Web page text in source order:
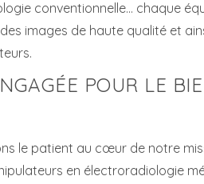
conventionnelle… chaque
images de haute qualité et
POUR LE
le patient au cœur de notre
en électroradiologie